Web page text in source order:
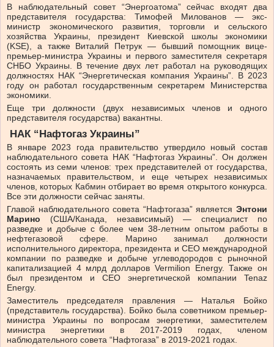
В наблюдательный совет “Энергоатома” сейчас входят два
представителя государства: Тимофей Милованов — экс-
министр экономического развития, торговли и сельского
хозяйства Украины, президент Киевской школы экономики
(KSE), а также Виталий Петрук — бывший помощник вице-
премьер-министра Украины и первого заместителя секретаря
СНБО Украины. В течение двух лет работал на руководящих
должностях НАК “Энергетическая компания Украины”. В 2023
году он работал государственным секретарем Министерства
экономики.
Еще три должности (двух независимых членов и одного
представителя государства) вакантны.
НАК “Нафтогаз Украины”
В январе 2023 года правительство утвердило новый состав
наблюдательного совета НАК “Нафтогаз Украины”. Он должен
состоять из семи членов: трех представителей от государства,
назначаемых правительством, и еще четырех независимых
членов, которых Кабмин отбирает во время открытого конкурса.
Все эти должности сейчас заняты.
Главой наблюдательного совета “Нафтогаза” является Энтони
Марино (США/Канада, независимый) — специалист по
разведке и добыче с более чем 38-летним опытом работы в
нефтегазовой сфере. Марино занимал должности
исполнительного директора, президента и СЕО международной
компании по разведке и добыче углеводородов с рыночной
капитализацией 4 млрд долларов Vermilion Energy. Также он
был президентом и CEO энергетической компании Tenaz
Energy.
Заместитель председателя правления — Наталья Бойко
(представитель государства). Бойко была советником премьер-
министра Украины по вопросам энергетики, заместителем
министра энергетики в 2017-2019 годах, членом
наблюдательного совета “Нафтогаза” в 2019-2021 годах.